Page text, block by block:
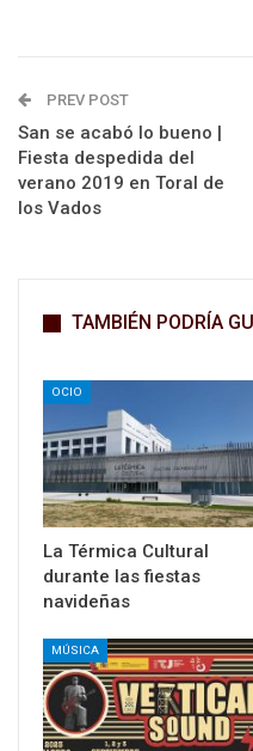
PREV POST
San se acabó lo bueno |
Fiesta despedida del
verano 2019 en Toral de
los Vados
TAMBIÉN PODRÍA
OCIO
La Térmica Cultural
durante las fiestas
navideñas
MÚSICA